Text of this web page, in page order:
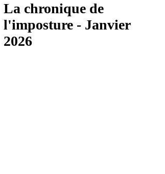
La chronique de
l'imposture - Janvier
2026